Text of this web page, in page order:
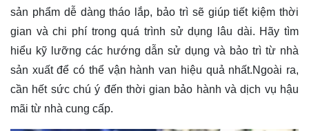
sản phẩm dễ dàng tháo lắp, bảo trì sẽ giúp tiết kiệm thời
gian và chi phí trong quá trình sử dụng lâu dài. Hãy tìm
hiểu kỹ lưỡng các hướng dẫn sử dụng và bảo trì từ nhà
sản xuất để có thể vận hành van hiệu quả nhất.Ngoài ra,
cần hết sức chú ý đến thời gian bảo hành và dịch vụ hậu
mãi từ nhà cung cấp.